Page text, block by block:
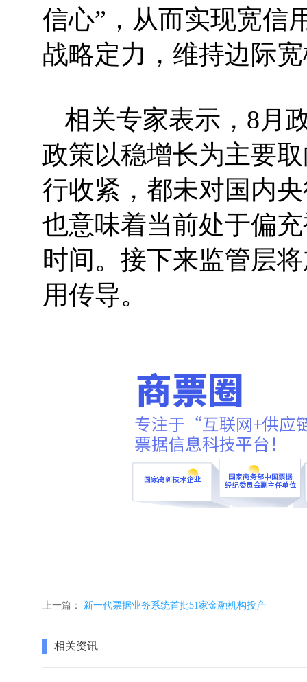
信心”，从而实现宽信
战略定力，维持边际
相关专家表示，8月
政策以稳增长为主要
行收紧，都未对国内
也意味着当前处于偏
时间。接下来监管层
用传导。
上一篇： 新一代票据业务系统首批51家金融机构投产
相关资讯